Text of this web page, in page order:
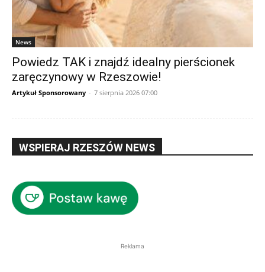
News
Powiedz TAK i znajdź idealny pierścionek
zaręczynowy w Rzeszowie!
Artykuł Sponsorowany - 7 sierpnia 2026 07:00
WSPIERAJ RZESZÓW NEWS
Reklama